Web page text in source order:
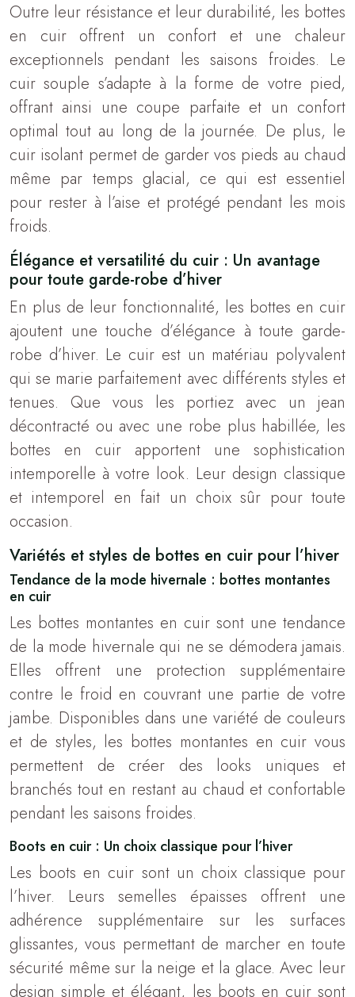
Outre leur résistance et leur durabilité, les bottes
en cuir offrent un confort et une chaleur
exceptionnels pendant les saisons froides. Le
cuir souple s’adapte à la forme de votre pied,
offrant ainsi une coupe parfaite et un confort
optimal tout au long de la journée. De plus, le
cuir isolant permet de garder vos pieds au chaud
même par temps glacial, ce qui est essentiel
pour rester à l’aise et protégé pendant les mois
froids.
Élégance et versatilité du cuir : Un avantage
pour toute garde-robe d’hiver
En plus de leur fonctionnalité, les bottes en cuir
ajoutent une touche d’élégance à toute garde-
robe d’hiver. Le cuir est un matériau polyvalent
qui se marie parfaitement avec différents styles et
tenues. Que vous les portiez avec un jean
décontracté ou avec une robe plus habillée, les
bottes en cuir apportent une sophistication
intemporelle à votre look. Leur design classique
et intemporel en fait un choix sûr pour toute
occasion.
Variétés et styles de bottes en cuir pour l’hiver
Tendance de la mode hivernale : bottes montantes
en cuir
Les bottes montantes en cuir sont une tendance
de la mode hivernale qui ne se démodera jamais.
Elles offrent une protection supplémentaire
contre le froid en couvrant une partie de votre
jambe. Disponibles dans une variété de couleurs
et de styles, les bottes montantes en cuir vous
permettent de créer des looks uniques et
branchés tout en restant au chaud et confortable
pendant les saisons froides.
Boots en cuir : Un choix classique pour l’hiver
Les boots en cuir sont un choix classique pour
l’hiver. Leurs semelles épaisses offrent une
adhérence supplémentaire sur les surfaces
glissantes, vous permettant de marcher en toute
sécurité même sur la neige et la glace. Avec leur
design simple et élégant, les boots en cuir sont